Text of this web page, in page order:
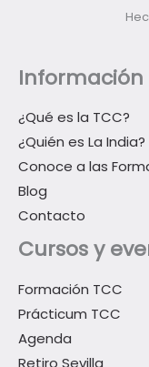
Información
¿Qué es la TCC?
¿Quién es La India?
Conoce a las
Blog
Contacto
Cursos y
Formación TCC
Prácticum TCC
Agenda
Retiro Sevilla